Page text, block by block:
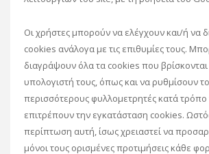
Οι χρήστες μπορούν να ελέγχουν και/ή να
cookies ανάλογα με τις επιθυμίες τους.
διαγράψουν όλα τα cookies που
υπολογιστή τους, όπως και να ρυθμίσουν
περισσότερους φυλλομετρητές κατά
επιτρέπουν την εγκατάσταση cookies.
περίπτωση αυτή, ίσως χρειαστεί να
μόνοι τους ορισμένες προτιμήσεις κάθε